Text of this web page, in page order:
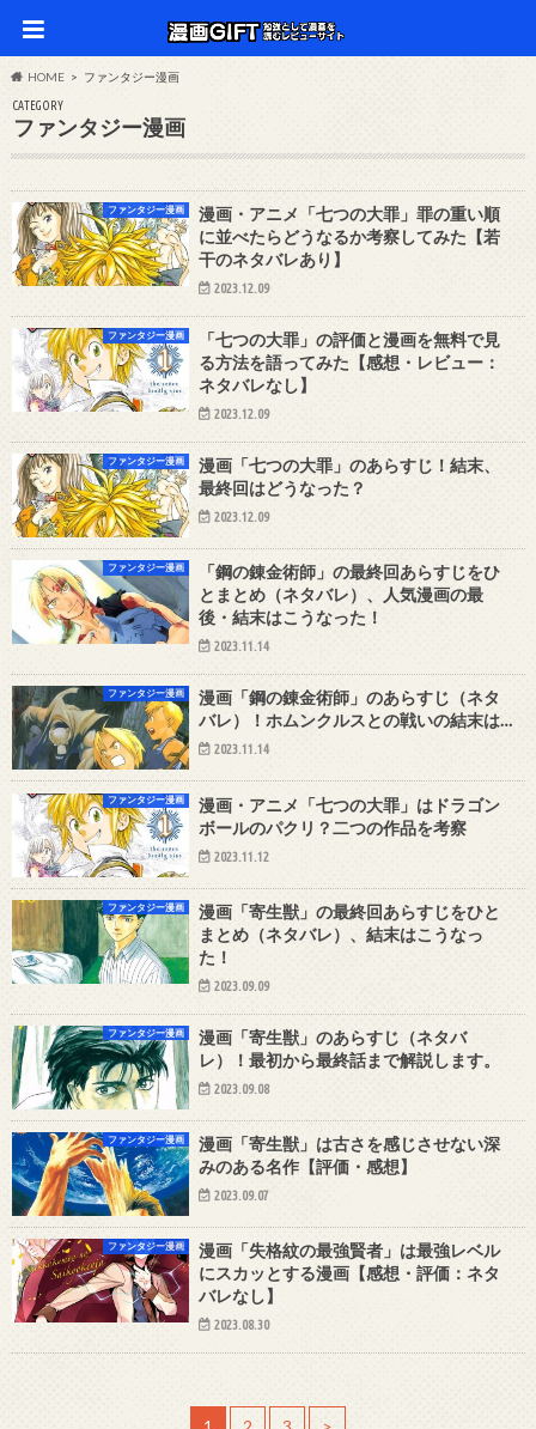
HOME ファンタジー漫画
CATEGORY
ファンタジー漫画
ファンタジー漫画
漫画・アニメ「七つの大罪」罪の重い順
に並べたらどうなるか考察してみた【若
干のネタバレあり】
2023.12.09
ファンタジー漫画
「七つの大罪」の評価と漫画を無料で見
る方法を語ってみた【感想・レビュー：
ネタバレなし】
2023.12.09
ファンタジー漫画
漫画「七つの大罪」のあらすじ！結末、
最終回はどうなった？
2023.12.09
ファンタジー漫画
「鋼の錬金術師」の最終回あらすじをひ
とまとめ（ネタバレ）、人気漫画の最
後・結末はこうなった！
2023.11.14
ファンタジー漫画
漫画「鋼の錬金術師」のあらすじ（ネタ
バレ）！ホムンクルスとの戦いの結末は…
2023.11.14
ファンタジー漫画
漫画・アニメ「七つの大罪」はドラゴン
ボールのパクリ？二つの作品を考察
2023.11.12
ファンタジー漫画
漫画「寄生獣」の最終回あらすじをひと
まとめ（ネタバレ）、結末はこうなっ
た！
2023.09.09
ファンタジー漫画
漫画「寄生獣」のあらすじ（ネタバ
レ）！最初から最終話まで解説します。
2023.09.08
ファンタジー漫画
漫画「寄生獣」は古さを感じさせない深
みのある名作【評価・感想】
2023.09.07
ファンタジー漫画
漫画「失格紋の最強賢者」は最強レベル
にスカッとする漫画【感想・評価：ネタ
バレなし】
2023.08.30